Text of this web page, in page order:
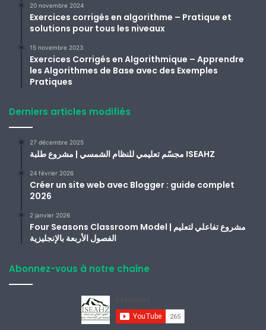
20 novembre 2024
Exercices corrigés en algorithme – Pratique et
solutions pour tous les niveaux
15 novembre 2023
Exercices Corrigés en Algorithmique – Apprendre
les Algorithmes de Base avec des Exemples
Pratiques
Derniers articles modifiés
27 décembre 2025
مجسّم تعليمي للنظام الشمسي | مشروع طلبة ISEAHZ
24 février 2026
Créer un site web avec Blogger : guide complet
2026
2 janvier 2026
Four Seasons Classroom Model | مشروع تفاعلي لتعليم
الفصول الأربعة بالإنجليزية
Abonnez-vous à notre chaîne